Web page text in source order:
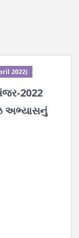
2022)
2022
અભ્યાસનું